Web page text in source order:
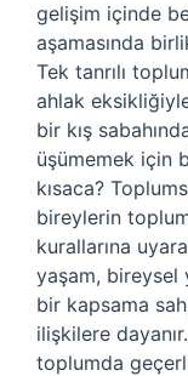
gelişim içinde
aşamasında
Tek tanrılı
ahlak
bir kış
üşümemek için
kısaca?
bireylerin
kurallarına
yaşam, bireysel
bir kapsama
ilişkilere
toplumda